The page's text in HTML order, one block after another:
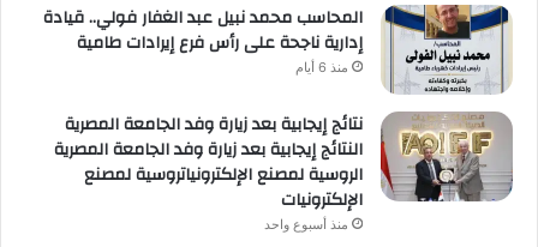
المحاسب محمد نبيل عبد الغفار فولي.. قيادة
إدارية ناجحة على رأس فرع إيرادات طامية
منذ 6 أيام
نتائج إيجابية بعد زيارة وفد الجامعة المصرية
النتائج إيجابية بعد زيارة وفد الجامعة المصرية
الروسية لمصنع الإلكترونياتروسية لمصنع
الإلكترونيات
منذ أسبوع واحد